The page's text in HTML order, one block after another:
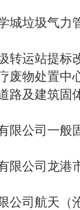
城垃圾气力
转运站提标
废物处置中
路及建筑固
限公司一般
限公司龙港
公司航天（